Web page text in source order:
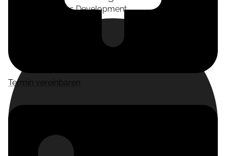
Termin vereinbaren
Head of Business Development